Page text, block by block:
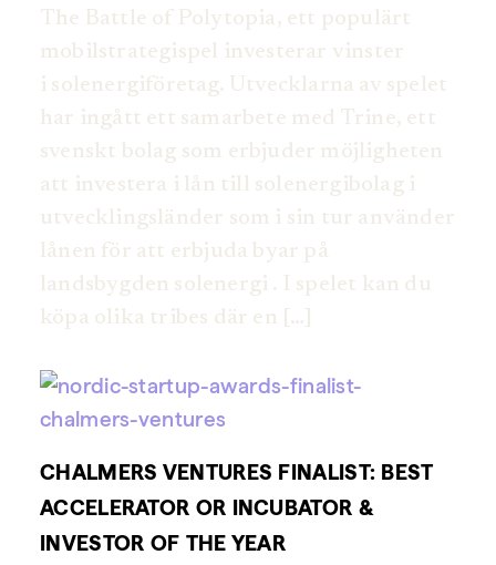
The Battle of Polytopia, ett populärt
mobilstrategispel investerar vinster
i solenergiföretag. Utvecklarna av spelet
har ingått ett samarbete med Trine, ett
svenskt bolag som erbjuder möjligheten
att investera i lån till solenergibolag i
utvecklingsländer som i sin tur använder
lånen för att erbjuda byar på
landsbygden solenergi . I spelet kan du
köpa olika tribes där en […]
CHALMERS VENTURES FINALIST: BEST
ACCELERATOR OR INCUBATOR &
INVESTOR OF THE YEAR